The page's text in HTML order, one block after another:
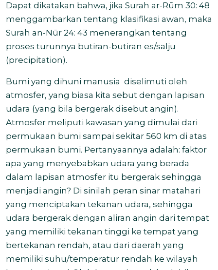
Dapat dikatakan bahwa, jika Surah ar-Rūm 30: 48
menggambarkan tentang klasifikasi awan, maka
Surah an-Nūr 24: 43 menerangkan tentang
proses turunnya butiran-butiran es/salju
(precipitation).
Bumi yang dihuni manusia diselimuti oleh
atmosfer, yang biasa kita sebut dengan lapisan
udara (yang bila bergerak disebut angin).
Atmosfer meliputi kawasan yang dimulai dari
permukaan bumi sampai sekitar 560 km di atas
permukaan bumi. Pertanyaannya adalah: faktor
apa yang menyebabkan udara yang berada
dalam lapisan atmosfer itu bergerak sehingga
menjadi angin? Di sinilah peran sinar matahari
yang menciptakan tekanan udara, sehingga
udara bergerak dengan aliran angin dari tempat
yang memiliki tekanan tinggi ke tempat yang
bertekanan rendah, atau dari daerah yang
memiliki suhu/temperatur rendah ke wilayah